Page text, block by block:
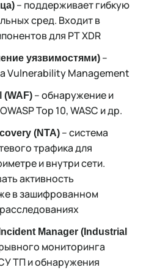
– поддерживает гибкую
сред. Входит в
для PT XDR
уязвимостями)–
Vulnerability Management
(WAF)– обнаружение и
Top 10, WASC и др.
(NTA)– система
трафика для
и внутри сети.
активность
в зашифрованном
Manager (Industrial
мониторинга
ТП и обнаружения